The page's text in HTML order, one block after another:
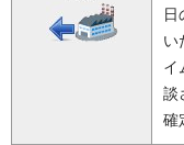
日
い
イ
談
確